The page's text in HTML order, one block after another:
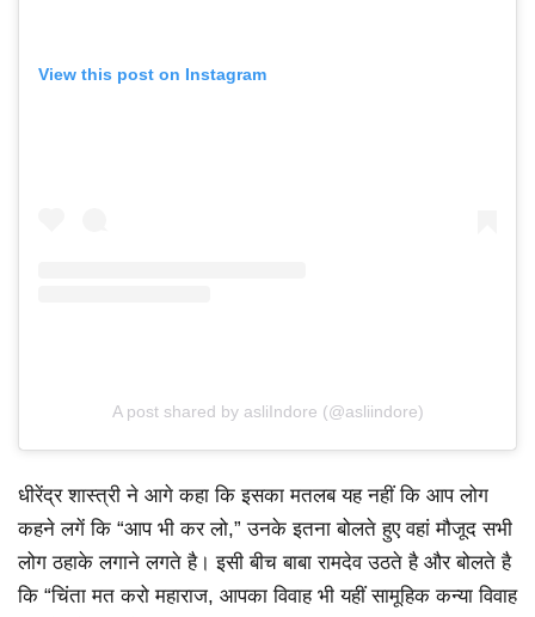
View this post on Instagram
A post shared by asliIndore (@asliindore)
धीरेंद्र शास्त्री ने आगे कहा कि इसका मतलब यह नहीं कि आप लोग
कहने लगें कि “आप भी कर लो,” उनके इतना बोलते हुए वहां मौजूद सभी
लोग ठहाके लगाने लगते है। इसी बीच बाबा रामदेव उठते है और बोलते है
कि “चिंता मत करो महाराज, आपका विवाह भी यहीं सामूहिक कन्या विवाह